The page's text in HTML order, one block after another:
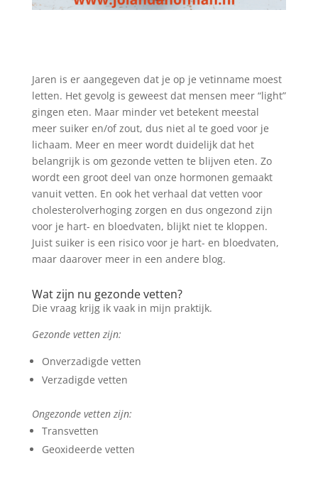
Jaren is er aangegeven dat je op je vetinname moest
letten. Het gevolg is geweest dat mensen meer “light”
gingen eten. Maar minder vet betekent meestal
meer suiker en/of zout, dus niet al te goed voor je
lichaam. Meer en meer wordt duidelijk dat het
belangrijk is om gezonde vetten te blijven eten. Zo
wordt een groot deel van onze hormonen gemaakt
vanuit vetten. En ook het verhaal dat vetten voor
cholesterolverhoging zorgen en dus ongezond zijn
voor je hart- en bloedvaten, blijkt niet te kloppen.
Juist suiker is een risico voor je hart- en bloedvaten,
maar daarover meer in een andere blog.
Wat zijn nu gezonde vetten?
Die vraag krijg ik vaak in mijn praktijk.
Gezonde vetten zijn:
Onverzadigde vetten
Verzadigde vetten
Ongezonde vetten zijn:
Transvetten
Geoxideerde vetten